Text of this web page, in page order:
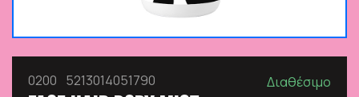
0200 5213014051790 Διαθέσιμο